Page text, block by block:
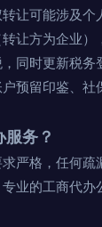
转让可能涉及
让方为企业）
同时更新税务
户预留印鉴、
务？
严格，任何疏
业的工商代办